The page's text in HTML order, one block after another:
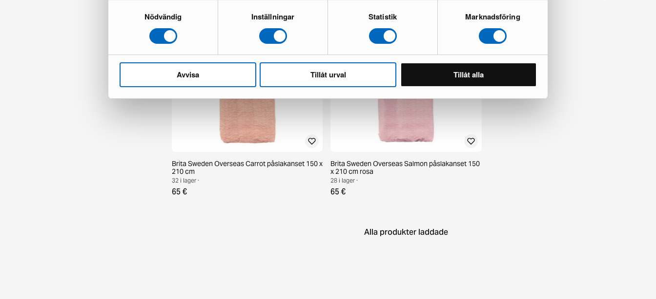
Nödvändig Inställningar Statistik Marknadsföring
Avvisa Tillåt urval Tillåt alla
134 € 88 € 147 €
Brita Sweden Overseas Carrot påslakanset 150 x
210 cm
32 i lager ·
65 €
Brita Sweden Overseas Salmon påslakanset 150
x 210 cm rosa
28 i lager ·
65 €
Alla produkter laddade